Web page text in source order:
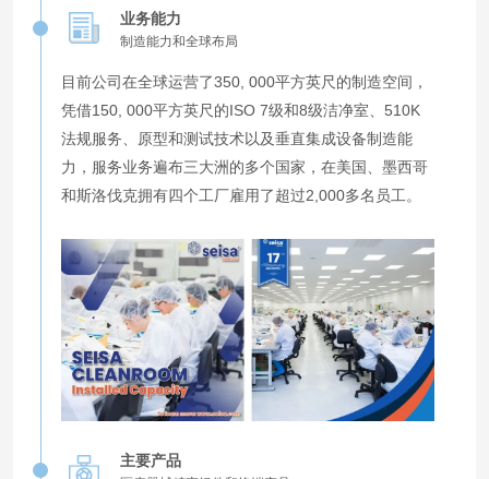
业务能力
制造能力和全球布局
目前公司在全球运营了350, 000平方英尺的制造空间，
凭借150, 000平方英尺的ISO 7级和8级洁净室、510K
法规服务、原型和测试技术以及垂直集成设备制造能
力，服务业务遍布三大洲的多个国家，在美国、墨西哥
和斯洛伐克拥有四个工厂雇用了超过2,000多名员工。
主要产品